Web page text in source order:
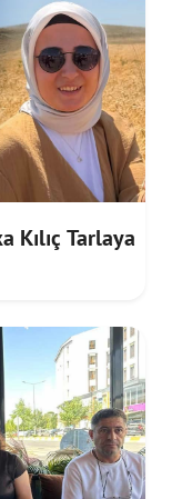
Kılıç Tarlaya